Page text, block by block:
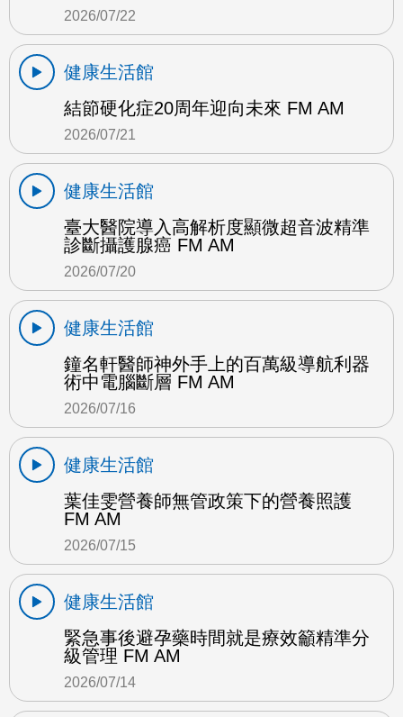
2026/07/22
健康生活館
結節硬化症20周年迎向未來 FM AM
2026/07/21
健康生活館
臺大醫院導入高解析度顯微超音波精準
診斷攝護腺癌 FM AM
2026/07/20
健康生活館
鐘名軒醫師神外手上的百萬級導航利器
術中電腦斷層 FM AM
2026/07/16
健康生活館
葉佳雯營養師無管政策下的營養照護
FM AM
2026/07/15
健康生活館
緊急事後避孕藥時間就是療效籲精準分
級管理 FM AM
2026/07/14